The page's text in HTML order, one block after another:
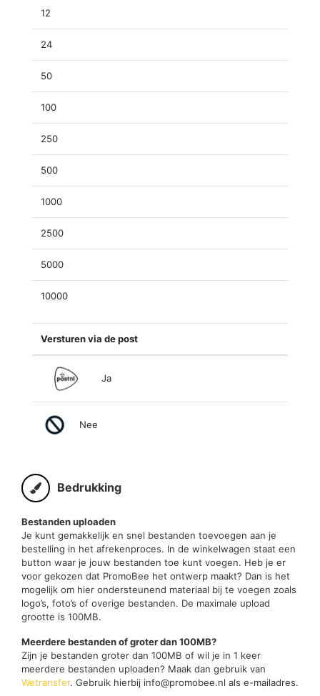
12
24
50
100
250
500
1000
2500
5000
10000
Versturen via de post
Ja
Nee
Bedrukking
Bestanden uploaden
Je kunt gemakkelijk en snel bestanden toevoegen aan je
bestelling in het afrekenproces. In de winkelwagen staat een
button waar je jouw bestanden toe kunt voegen. Heb je er
voor gekozen dat PromoBee het ontwerp maakt? Dan is het
mogelijk om hier ondersteunend materiaal bij te voegen zoals
logo’s, foto’s of overige bestanden. De maximale upload
grootte is 100MB.
Meerdere bestanden of groter dan 100MB?
Zijn je bestanden groter dan 100MB of wil je in 1 keer
meerdere bestanden uploaden? Maak dan gebruik van
Wetransfer. Gebruik hierbij info@promobee.nl als e-mailadres.